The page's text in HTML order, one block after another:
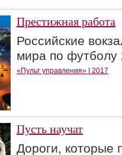
Престижная работа
Российские
мира по футболу
«Пульт управления» | 2017
Пусть научат
Дороги, которые